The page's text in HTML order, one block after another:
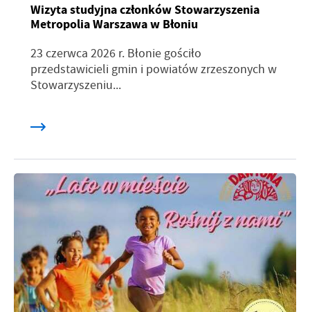
Wizyta studyjna członków Stowarzyszenia
Metropolia Warszawa w Błoniu
23 czerwca 2026 r. Błonie gościło
przedstawicieli gmin i powiatów zrzeszonych w
Stowarzyszeniu...